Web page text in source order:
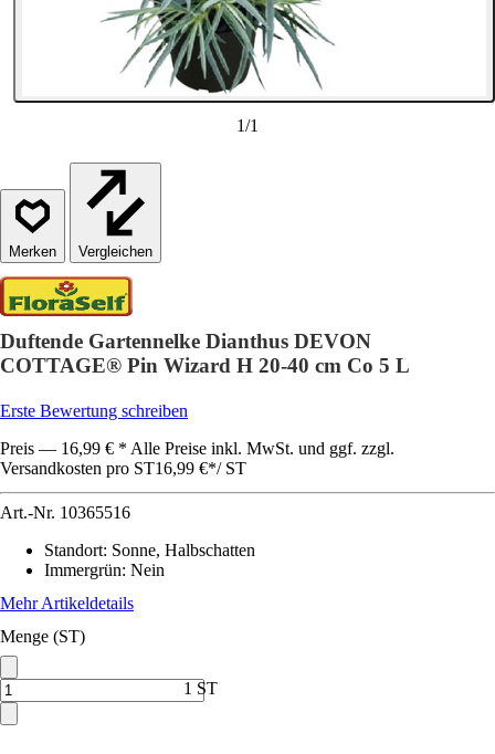
1/1
Vergleichen
Duftende Gartennelke Dianthus DEVON
COTTAGE® Pin Wizard H 20-40 cm Co 5 L
Erste Bewertung schreiben
Preis — 16,99 € * Alle Preise inkl. MwSt. und ggf. zzgl.
Versandkosten pro ST16,99 €*/ ST
Art.-Nr. 10365516
Standort: Sonne, Halbschatten
Immergrün: Nein
Mehr Artikeldetails
Menge (ST)
1 ST